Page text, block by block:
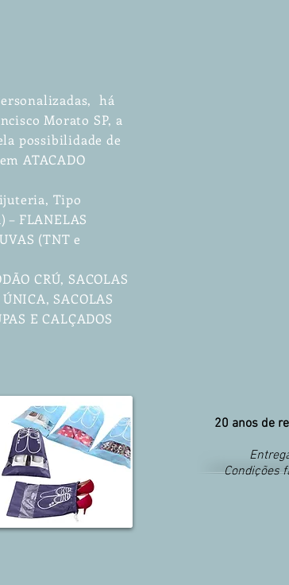
há
Morato SP, a
possibilidade de
ATACADO
Tipo
– FLANELAS
(TNT e
CRÚ, SACOLAS
SACOLAS
E CALÇADOS
20 anos de
Condições